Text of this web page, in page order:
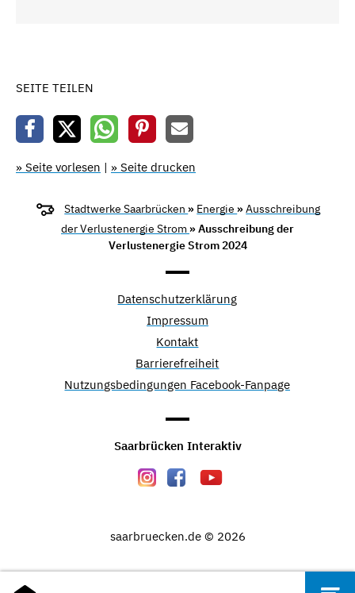
SEITE TEILEN
» Seite vorlesen | » Seite drucken
Stadtwerke Saarbrücken » Energie »Ausschreibung
der Verlustenergie Strom » Ausschreibung der
Verlustenergie Strom 2024
Datenschutzerklärung
Impressum
Kontakt
Barrierefreiheit
Nutzungsbedingungen Facebook-Fanpage
Saarbrücken Interaktiv
saarbruecken.de © 2026